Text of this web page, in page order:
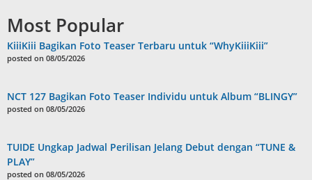
Most Popular
KiiiKiii Bagikan Foto Teaser Terbaru untuk “WhyKiiiKiii”
posted on 08/05/2026
NCT 127 Bagikan Foto Teaser Individu untuk Album “BLINGY”
posted on 08/05/2026
TUIDE Ungkap Jadwal Perilisan Jelang Debut dengan “TUNE &
PLAY”
posted on 08/05/2026